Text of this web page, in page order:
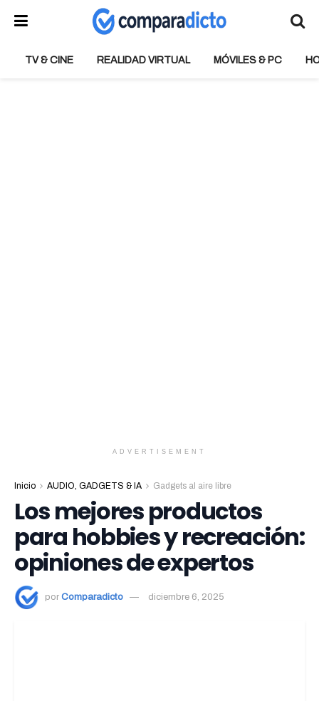
TV & CINE REALIDAD VIRTUAL MÓVILES & PC
ADVERTISEMENT
Inicio AUDIO, GADGETS & IA Gadgets al aire libre
Los mejores productos
para hobbies y recreación:
opiniones de expertos
por Comparadicto diciembre 6, 2025